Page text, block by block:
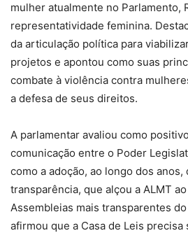
mulher atualmente no Parlamento,
representatividade feminina.
da articulação política para
projetos e apontou como suas
combate à violência contra
a defesa de seus direitos.
A parlamentar avaliou como
comunicação entre o Poder
como a adoção, ao longo dos anos,
transparência, que alçou a ALMT
Assembleias mais transparentes
afirmou que a Casa de Leis precisa